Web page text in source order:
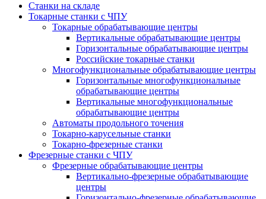
Станки на складе
Токарные станки с ЧПУ
Токарные обрабатывающие центры
Вертикальные обрабатывающие центры
Горизонтальные обрабатывающие центры
Российские токарные станки
Многофункциональные обрабатывающие центры
Горизонтальные многофункциональные
обрабатывающие центры
Вертикальные многофункциональные
обрабатывающие центры
Автоматы продольного точения
Токарно-карусельные станки
Токарно-фрезерные станки
Фрезерные станки с ЧПУ
Фрезерные обрабатывающие центры
Вертикально-фрезерные обрабатывающие
центры